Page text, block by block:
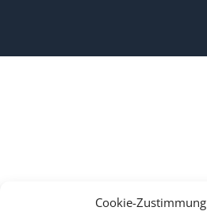
Cookie-Zustimmung